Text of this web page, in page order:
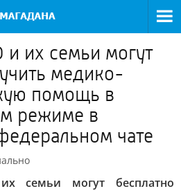
и их семьи могут
медико-
помощь в
режиме в
чате
семьи могут бесплатно